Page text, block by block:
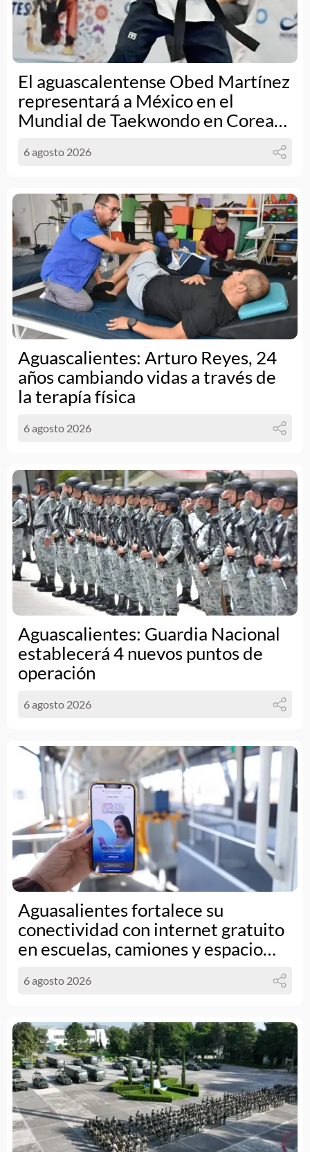
El aguascalentense Obed Martínez
representará a México en el
Mundial de Taekwondo en Corea
6 agosto 2026
Aguascalientes: Arturo Reyes, 24
años cambiando vidas a través de
la terapía física
6 agosto 2026
Aguascalientes: Guardia Nacional
establecerá 4 nuevos puntos de
operación
6 agosto 2026
Aguasalientes fortalece su
conectividad con internet gratuito
en escuelas, camiones y espacio
6 agosto 2026